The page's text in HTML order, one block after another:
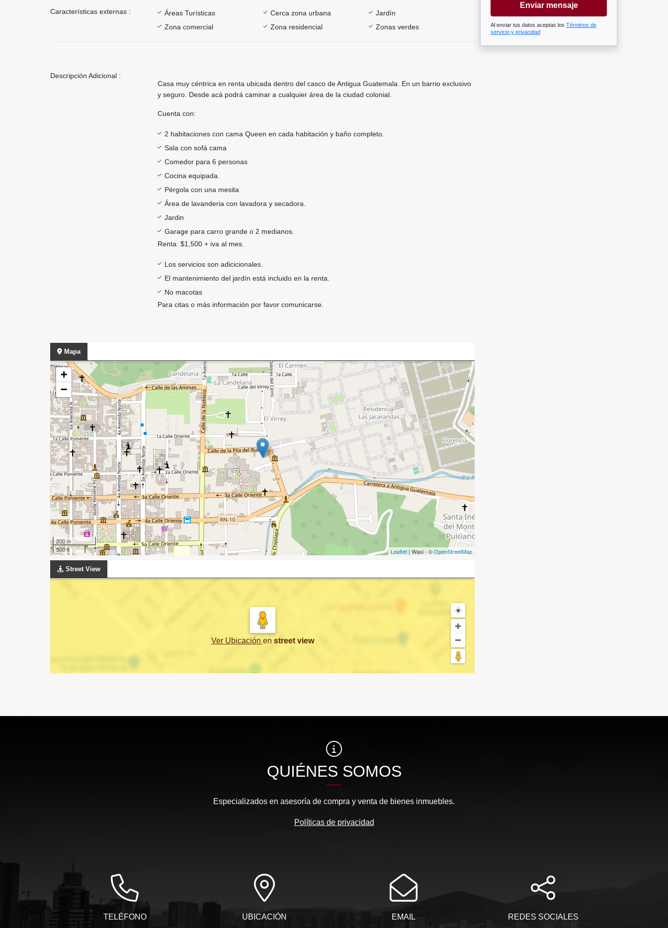
Características externas : Áreas Turísticas Cerca zona urbana
Jardín
Zona comercial
Zona residencial Zonas verdes
Descripción Adicional :
Casa muy céntrica en renta ubicada dentro del casco de Antigua Guatemala. En un barrio exclusivo
y seguro. Desde acá podrá caminar a cualquier área de la ciudad colonial.
Cuenta con:
2 habitaciones con cama Queen en cada habitación y baño completo.
Sala con sofá cama
Comedor para 6 personas
Cocina equipada.
Pérgola con una mesita
Área de lavanderia con lavadora y secadora.
Jardin
Garage para carro grande o 2 medianos.
Renta: $1,500 + iva al mes.
Los servicios son adicicionales.
El mantenimiento del jardín está incluido en la renta.
No macotas
Para citas o más información por favor comunicarse.
Mapa
+
−
200 m
500 ft
Leaflet | Wasi - ©OpenStreetMap
Street View
Ver Ubicación en street view
Enviar mensaje
Al enviar tus datos aceptas los Términos de
servicio y privacidad
QUIÉNES SOMOS
Especializados en asesoría de compra y venta de bienes inmuebles.
Políticas de privacidad
TELÉFONO UBICACIÓN EMAIL REDES SOCIALES